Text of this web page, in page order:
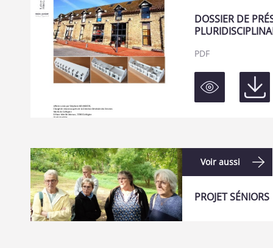
DOSSIER DE
PDF
Voir aussi
PROJET SÉNIORS